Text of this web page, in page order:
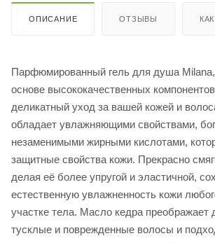
ОПИСАНИЕ ОТЗЫВЫ
Парфюмированный гель для душа
основе высококачественных
деликатный уход за вашей кожей и
обладает увлажняющими свойствами,
незаменимыми жирными кислотами,
защитные свойства кожи. Прекрасно
делая её более упругой и эластичной,
естественную увлажненность кожи
участке тела. Масло кедра
тусклые и поврежденные волосы и